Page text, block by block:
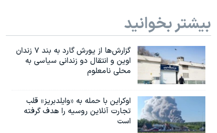
بیشتر بخوانید
گزارش‌ها از یورش گارد به بند ۷ زندان
اوین و انتقال دو زندانی سیاسی به
محلی نامعلوم
اوکراین با حمله به «وایلدبریز» قلب
تجارت آنلاین روسیه را هدف گرفته
است